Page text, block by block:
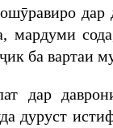
дар
ба вартаи
дар
дуруст